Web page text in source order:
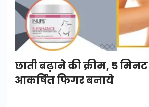
छाती बढ़ाने की क्रीम, 5
आकर्षित फिगर बनाये